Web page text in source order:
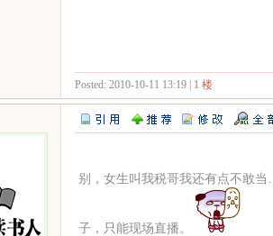
Posted: 2010-10-11 13:19 | 1 楼
别，女生叫我税哥我还有点不敢
子，只能现场直播。